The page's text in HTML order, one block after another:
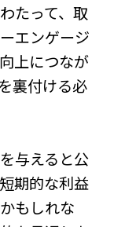
たって、取
エンゲージ
上につなが
裏付ける必
与えると公
期的な利益
もしれな